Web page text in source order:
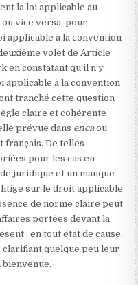
la loi applicable au
vice versa, pour
applicable à la convention
volet de Article
en constatant qu’il n’y
applicable à la convention
tranché cette question
claire et cohérente
prévue dans enca ou
français. De telles
pour les cas en
juridique et un manque
sur le droit applicable
de norme claire peut
portées devant la
: en tout état de cause,
clarifiant quelque peu leur